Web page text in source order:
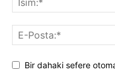
Bir dahaki sefere